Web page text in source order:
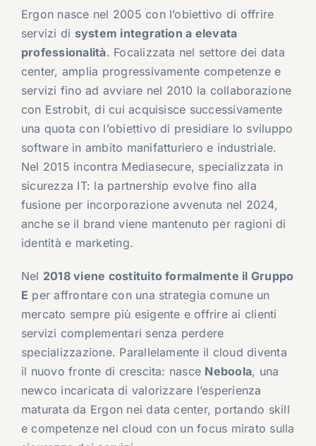
Ergon nasce nel 2005 con l’obiettivo di offrire
servizi di system integration a elevata
professionalità. Focalizzata nel settore dei data
center, amplia progressivamente competenze e
servizi fino ad avviare nel 2010 la collaborazione
con Estrobit, di cui acquisisce successivamente
una quota con l’obiettivo di presidiare lo sviluppo
software in ambito manifatturiero e industriale.
Nel 2015 incontra Mediasecure, specializzata in
sicurezza IT: la partnership evolve fino alla
fusione per incorporazione avvenuta nel 2024,
anche se il brand viene mantenuto per ragioni di
identità e marketing.
Nel 2018 viene costituito formalmente il Gruppo
E per affrontare con una strategia comune un
mercato sempre più esigente e offrire ai clienti
servizi complementari senza perdere
specializzazione. Parallelamente il cloud diventa
il nuovo fronte di crescita: nasce Neboola, una
newco incaricata di valorizzare l’esperienza
maturata da Ergon nei data center, portando skill
e competenze nel cloud con un focus mirato sulla